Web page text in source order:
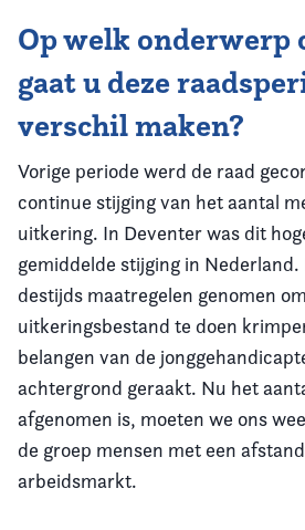
Op welk onderwerp
gaat u deze
verschil maken?
Vorige periode werd de raad
continue stijging van het aantal
uitkering. In Deventer was dit
gemiddelde stijging in
destijds maatregelen genomen
uitkeringsbestand te doen
belangen van de
achtergrond geraakt. Nu het
afgenomen is, moeten we ons
de groep mensen met een
arbeidsmarkt.